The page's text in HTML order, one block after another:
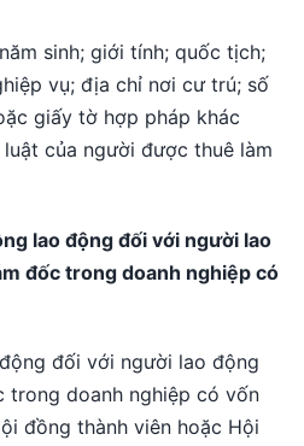
sinh; giới tính; quốc tịch;
vụ; địa chỉ nơi cư trú; số
giấy tờ hợp pháp khác
của người được thuê làm
lao động đối với người lao
đốc trong doanh nghiệp có
đối với người lao động
trong doanh nghiệp có vốn
đồng thành viên hoặc Hội